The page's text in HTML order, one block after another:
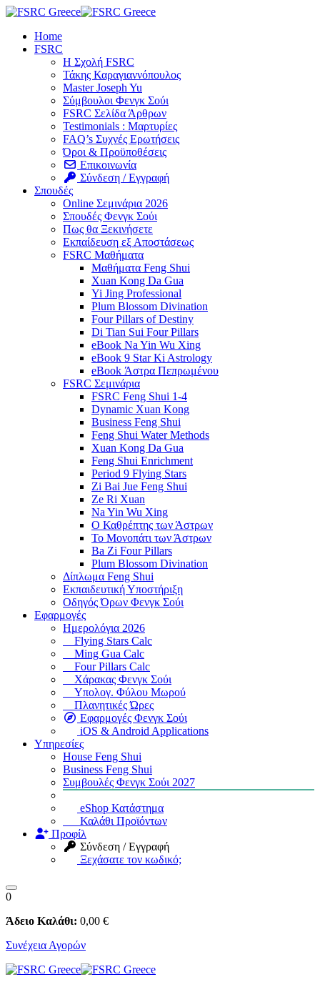
Home
FSRC
Η Σχολή FSRC
Τάκης Καραγιαννόπουλος
Master Joseph Yu
Σύμβουλοι Φενγκ Σούι
FSRC Σελίδα Άρθρων
Testimonials : Μαρτυρίες
FAQ’s Συχνές Ερωτήσεις
Όροι & Προϋποθέσεις
Επικοινωνία
Σύνδεση / Εγγραφή
Σπουδές
Online Σεμινάρια 2026
Σπουδές Φενγκ Σούι
Πως θα Ξεκινήσετε
Εκπαίδευση εξ Αποστάσεως
FSRC Μαθήματα
Μαθήματα Feng Shui
Xuan Kong Da Gua
Yi Jing Professional
Plum Blossom Divination
Four Pillars of Destiny
Di Tian Sui Four Pillars
eBook Na Yin Wu Xing
eBook 9 Star Ki Astrology
eBook Άστρα Πεπρωμένου
FSRC Σεμινάρια
FSRC Feng Shui 1-4
Dynamic Xuan Kong
Business Feng Shui
Feng Shui Water Methods
Xuan Kong Da Gua
Feng Shui Enrichment
Period 9 Flying Stars
Zi Bai Jue Feng Shui
Ze Ri Xuan
Na Yin Wu Xing
Ο Καθρέπτης των Άστρων
Το Μονοπάτι των Άστρων
Ba Zi Four Pillars
Plum Blossom Divination
Δίπλωμα Feng Shui
Εκπαιδευτική Υποστήριξη
Οδηγός Όρων Φενγκ Σούι
Εφαρμογές
Ημερολόγια 2026
Flying Stars Calc
Ming Gua Calc
Four Pillars Calc
Χάρακας Φενγκ Σούι
Υπολογ. Φύλου Μωρού
Πλανητικές Ώρες
Εφαρμογές Φενγκ Σούι
iOS & Android Applications
Υπηρεσίες
House Feng Shui
Business Feng Shui
Συμβουλές Φενγκ Σούι 2027
eShop Κατάστημα
Καλάθι Προϊόντων
Προφίλ
Σύνδεση / Εγγραφή
Ξεχάσατε τον κωδικό;
0
Άδειο Καλάθι: 0,00 €
Συνέχεια Αγορών